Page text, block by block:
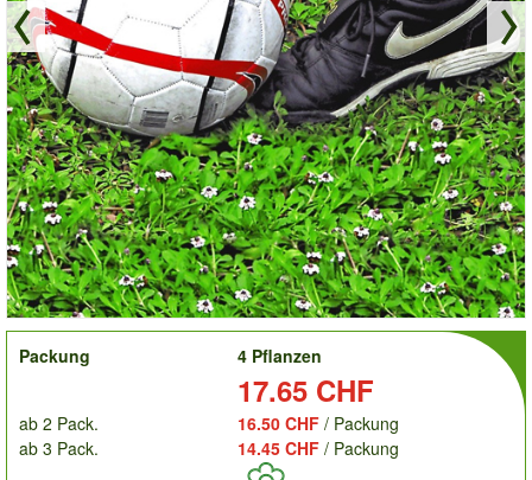
order
Packung
4 Pflanzen
17.65 CHF
ab 2 Pack. 16.50 CHF / Packung
ab 3 Pack.
14.45 CHF / Packung